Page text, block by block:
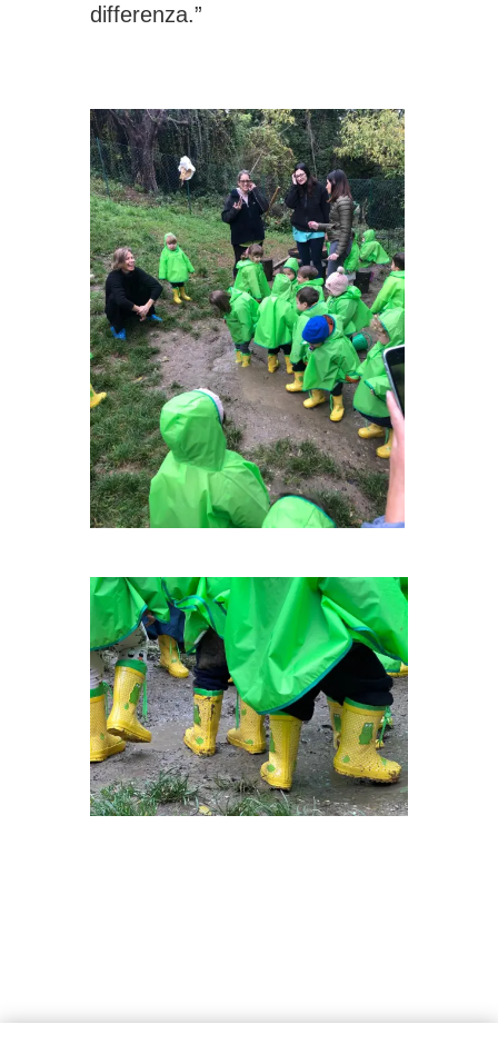
differenza.”